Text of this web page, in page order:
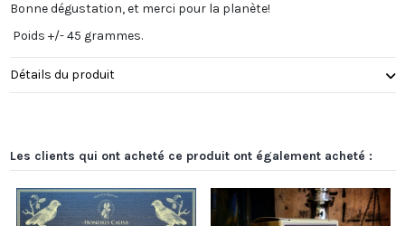
Bonne dégustation, et merci pour la planète!
Poids +/- 45 grammes.
Détails du produit
Les clients qui ont acheté ce produit ont également acheté :